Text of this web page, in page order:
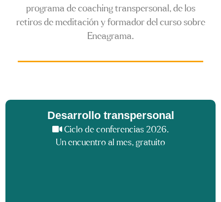
programa de coaching transpersonal, de los
retiros de meditación y formador del curso sobre
Eneagrama.
Desarrollo transpersonal
Ciclo de conferencias 2026.
Un encuentro al mes, gratuito